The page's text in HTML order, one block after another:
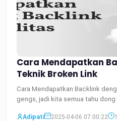
Cara Mendapatkan
Teknik Broken Link
Cara Mendapatkan Backlink
gengs, jadi kita semua tahu
Adipati
2025-04-06 07:00:22